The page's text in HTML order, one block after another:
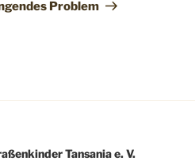
Problem
Tansania e. V.